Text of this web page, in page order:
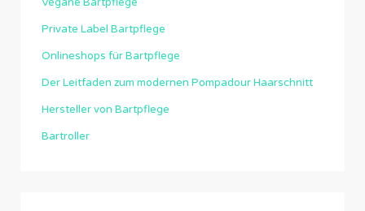
Private Label Bartpflege
Onlineshops für Bartpflege
Der Leitfaden zum modernen Pompadour Haarschnitt
Hersteller von Bartpflege
Bartroller